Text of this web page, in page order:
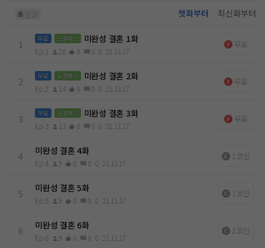
신고 첫화부터 최신화부터
1
무료 노벨패스 미완성 결혼 1화
Ep.1 20 0 0 0 21.11.17
무료
2
무료 노벨패스 미완성 결혼 2화
Ep.2 14 0 0 0 21.11.17
무료
3
무료 노벨패스 미완성 결혼 3화
Ep.3 13 0 0 0 21.11.17
무료
4 미완성 결혼 4화
Ep.4 9 0 0 0 21.11.17
1코인
5 미완성 결혼 5화
Ep.5 9 0 0 0 21.11.17
1코인
6 미완성 결혼 6화
Ep.6 9 0 0 0 21.11.17
1코인